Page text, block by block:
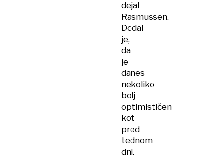
dejal
Rasmussen.
Dodal
je,
da
je
danes
nekoliko
bolj
optimističen
kot
pred
tednom
dni.